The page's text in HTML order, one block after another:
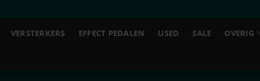
VERSTERKERS EFFECT PEDALEN USED SALE OVERIG